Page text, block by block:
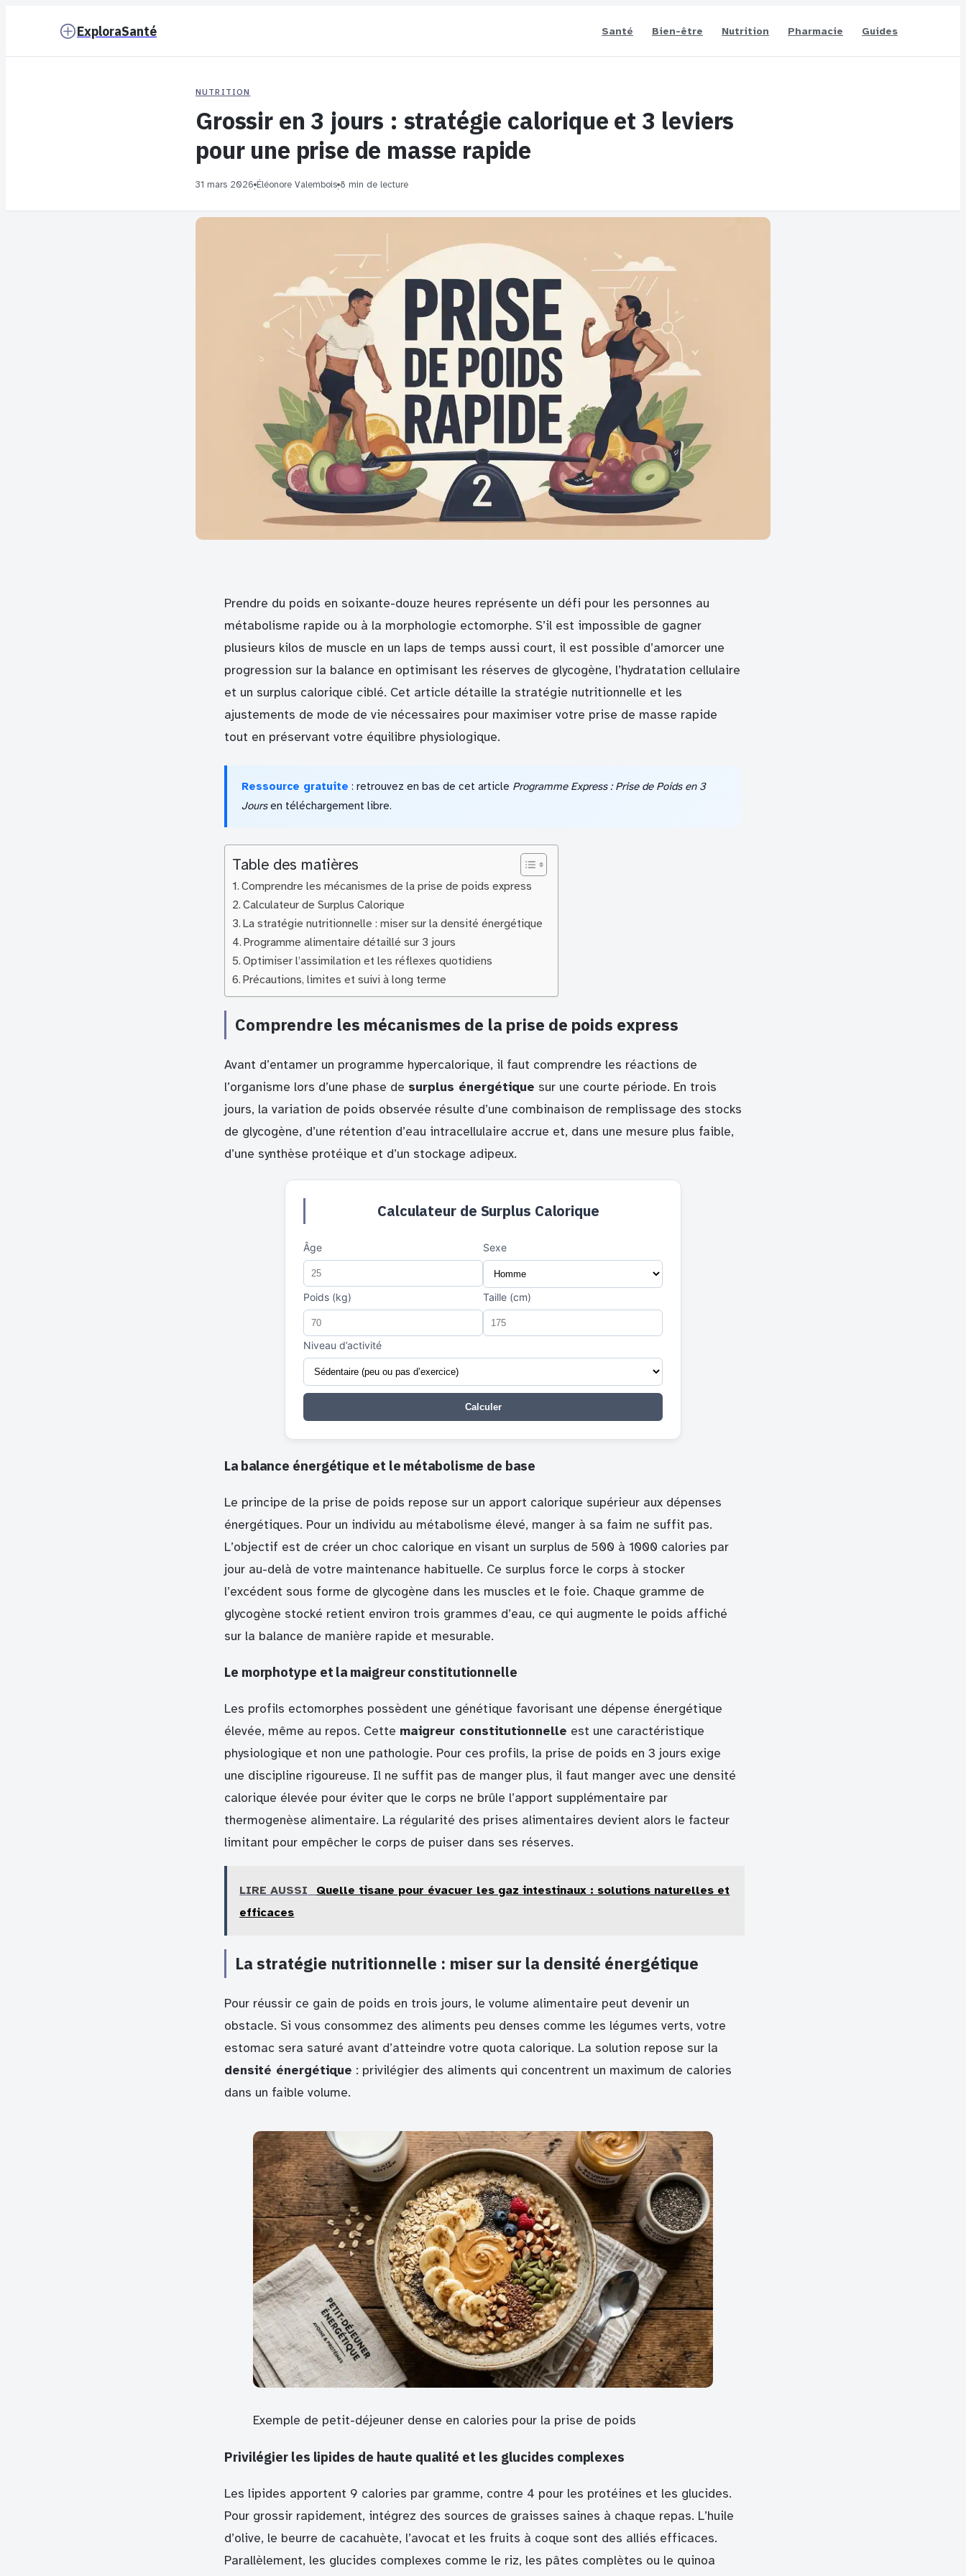
ExploraSanté Santé Bien-être Nutrition Pharmacie Guides
NUTRITION
Grossir en 3 jours : stratégie calorique et 3 leviers
pour une prise de masse rapide
31 mars 2026·Éléonore Valembois·8 min de lecture
Prendre du poids en soixante-douze heures représente un défi pour les personnes au
métabolisme rapide ou à la morphologie ectomorphe. S’il est impossible de gagner
plusieurs kilos de muscle en un laps de temps aussi court, il est possible d’amorcer une
progression sur la balance en optimisant les réserves de glycogène, l’hydratation cellulaire
et un surplus calorique ciblé. Cet article détaille la stratégie nutritionnelle et les
ajustements de mode de vie nécessaires pour maximiser votre prise de masse rapide
tout en préservant votre équilibre physiologique.
Ressource gratuite : retrouvez en bas de cet article Programme Express : Prise de Poids en 3
Joursen téléchargement libre.
Table des matières
Comprendre les mécanismes de la prise de poids express
Calculateur de Surplus Calorique
La stratégie nutritionnelle : miser sur la densité énergétique
Programme alimentaire détaillé sur 3 jours
Optimiser l’assimilation et les réflexes quotidiens
Précautions, limites et suivi à long terme
Comprendre les mécanismes de la prise de poids express
Avant d’entamer un programme hypercalorique, il faut comprendre les réactions de
l’organisme lors d’une phase de surplus énergétique sur une courte période. En trois
jours, la variation de poids observée résulte d’une combinaison de remplissage des stocks
de glycogène, d’une rétention d’eau intracellulaire accrue et, dans une mesure plus faible,
d’une synthèse protéique et d’un stockage adipeux.
Calculateur de Surplus Calorique
Âge Sexe
Poids (kg) Taille (cm)
Niveau d’activité
Calculer
La balance énergétique et le métabolisme de base
Le principe de la prise de poids repose sur un apport calorique supérieur aux dépenses
énergétiques. Pour un individu au métabolisme élevé, manger à sa faim ne suffit pas.
L’objectif est de créer un choc calorique en visant un surplus de 500 à 1000 calories par
jour au-delà de votre maintenance habituelle. Ce surplus force le corps à stocker
l’excédent sous forme de glycogène dans les muscles et le foie. Chaque gramme de
glycogène stocké retient environ trois grammes d’eau, ce qui augmente le poids affiché
sur la balance de manière rapide et mesurable.
Le morphotype et la maigreur constitutionnelle
Les profils ectomorphes possèdent une génétique favorisant une dépense énergétique
élevée, même au repos. Cette maigreur constitutionnelle est une caractéristique
physiologique et non une pathologie. Pour ces profils, la prise de poids en 3 jours exige
une discipline rigoureuse. Il ne suffit pas de manger plus, il faut manger avec une densité
calorique élevée pour éviter que le corps ne brûle l’apport supplémentaire par
thermogenèse alimentaire. La régularité des prises alimentaires devient alors le facteur
limitant pour empêcher le corps de puiser dans ses réserves.
LIRE AUSSI
Quelle tisane pour évacuer les gaz intestinaux : solutions naturelles et
efficaces
La stratégie nutritionnelle : miser sur la densité énergétique
Pour réussir ce gain de poids en trois jours, le volume alimentaire peut devenir un
obstacle. Si vous consommez des aliments peu denses comme les légumes verts, votre
estomac sera saturé avant d’atteindre votre quota calorique. La solution repose sur la
densité énergétique : privilégier des aliments qui concentrent un maximum de calories
dans un faible volume.
Exemple de petit-déjeuner dense en calories pour la prise de poids
Privilégier les lipides de haute qualité et les glucides complexes
Les lipides apportent 9 calories par gramme, contre 4 pour les protéines et les glucides.
Pour grossir rapidement, intégrez des sources de graisses saines à chaque repas. L’huile
d’olive, le beurre de cacahuète, l’avocat et les fruits à coque sont des alliés efficaces.
Parallèlement, les glucides complexes comme le riz, les pâtes complètes ou le quinoa